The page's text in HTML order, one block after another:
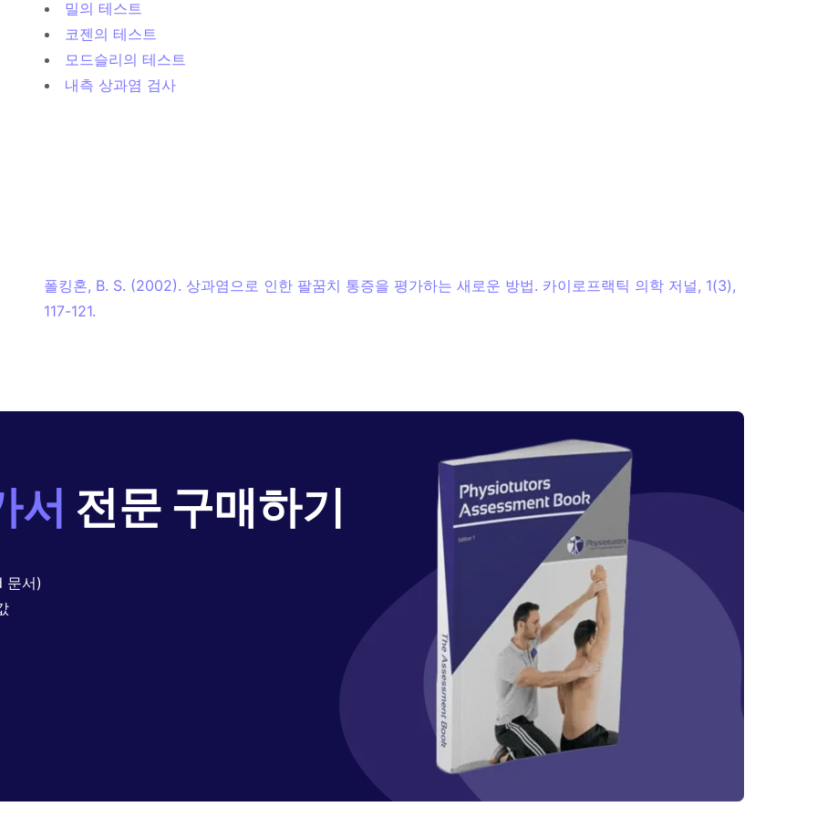
밀의 테스트
코젠의 테스트
모드슬리의 테스트
내측 상과염 검사
폴킹혼, B. S. (2002). 상과염으로 인한 팔꿈치 통증을 평가하는 새로운 방법. 카이로프랙틱 의학 저널, 1(3),
117-121.
서 전문 구매하기
문서)